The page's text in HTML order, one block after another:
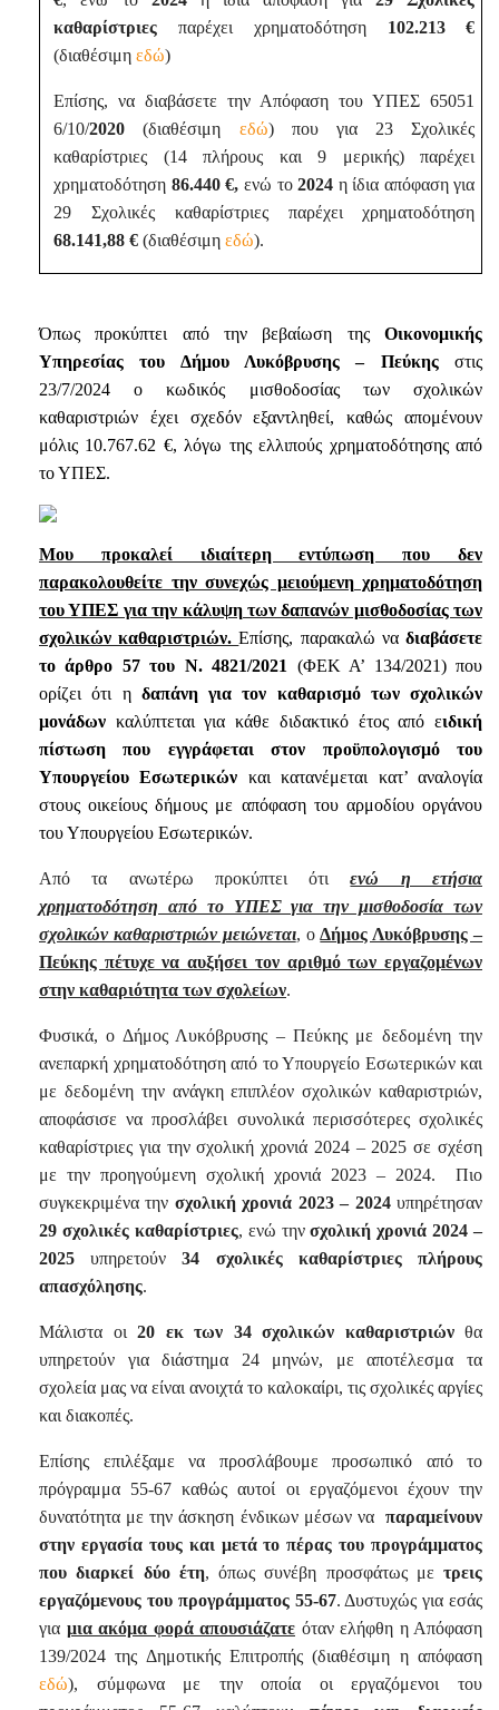
καθαρίστριες παρέχει χρηματοδότηση 102.213 €
(διαθέσιμηεδώ)
Επίσης, να διαβάσετε την Απόφαση του ΥΠΕΣ 65051
6/10/2020 (διαθέσιμη εδώ) που για 23 Σχολικές
καθαρίστριες (14 πλήρους και 9 μερικής) παρέχει
χρηματοδότηση 86.440 €, ενώ το2024 η ίδια απόφαση για
29 Σχολικές καθαρίστριες παρέχει χρηματοδότηση
68.141,88 € (διαθέσιμηεδώ).
Όπως προκύπτει από την βεβαίωση της Οικονομικής
Υπηρεσίας του Δήμου Λυκόβρυσης – Πεύκηςστις
23/7/2024 ο κωδικός μισθοδοσίας των σχολικών
καθαριστριών έχει σχεδόν εξαντληθεί, καθώς απομένουν
μόλις 10.767.62 €, λόγω της ελλιπούς χρηματοδότησης από
το ΥΠΕΣ.
Μου προκαλεί ιδιαίτερη εντύπωση που δεν
παρακολουθείτε την συνεχώς μειούμενη χρηματοδότηση
του ΥΠΕΣ για την κάλυψη των δαπανών μισθοδοσίας των
σχολικών καθαριστριών.Επίσης, παρακαλώ ναδιαβάσετε
το άρθρο 57 του Ν. 4821/2021
(ΦΕΚ Α’ 134/2021) που
ορίζει ότι η δαπάνη για τον καθαρισμό των σχολικών
μονάδων καλύπτεται για κάθε διδακτικό έτος από ειδική
πίστωση που εγγράφεται στον προϋπολογισμό του
Υπουργείου Εσωτερικών και κατανέμεται κατ’ αναλογία
στους οικείους δήμους με απόφαση του αρμοδίου οργάνου
του Υπουργείου Εσωτερικών.
Από τα ανωτέρω προκύπτει ότιενώ η ετήσια
χρηματοδότηση από το ΥΠΕΣ για την μισθοδοσία των
σχολικών καθαριστριών μειώνεται, οΔήμος Λυκόβρυσης –
Πεύκης πέτυχε να αυξήσει τον αριθμό των εργαζομένων
στην καθαριότητα των σχολείων.
Φυσικά, ο Δήμος Λυκόβρυσης – Πεύκης με δεδομένη την
ανεπαρκή χρηματοδότηση από το Υπουργείο Εσωτερικών και
με δεδομένη την ανάγκη επιπλέον σχολικών καθαριστριών,
αποφάσισε να προσλάβει συνολικά περισσότερες σχολικές
καθαρίστριες για την σχολική χρονιά 2024 – 2025 σε σχέση
με την προηγούμενη σχολική χρονιά 2023 – 2024.
Πιο
συγκεκριμένα την σχολική χρονιά 2023 – 2024υπηρέτησαν
29 σχολικές καθαρίστριες, ενώ τηνσχολική χρονιά 2024 –
2025 υπηρετούν34 σχολικές καθαρίστριες πλήρους
απασχόλησης.
Μάλιστα οι 20 εκ των 34 σχολικών καθαριστριώνθα
υπηρετούν για διάστημα 24 μηνών, με αποτέλεσμα τα
σχολεία μας να είναι ανοιχτά το καλοκαίρι, τις σχολικές αργίες
και διακοπές.
Επίσης επιλέξαμε να προσλάβουμε προσωπικό από το
πρόγραμμα 55-67 καθώς αυτοί οι εργαζόμενοι έχουν την
δυνατότητα με την άσκηση ένδικων μέσων να παραμείνουν
στην εργασία τους και μετά το πέρας του προγράμματος
που διαρκεί δύο έτη, όπως συνέβη προσφάτως με τρεις
εργαζόμενους του προγράμματος 55-67. Δυστυχώς για εσάς
για μια ακόμα φορά απουσιάζατε όταν ελήφθη η Απόφαση
139/2024 της Δημοτικής Επιτροπής (διαθέσιμη η απόφαση
εδώ), σύμφωνα με την οποία οι εργαζόμενοι του